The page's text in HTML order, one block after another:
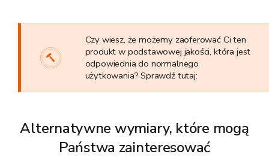
Czy wiesz, że możemy zaoferować Ci ten
produkt w podstawowej jakości, która jest
odpowiednia do normalnego
użytkowania? Sprawdź tutaj:
Alternatywne wymiary, które mogą
Państwa zainteresować